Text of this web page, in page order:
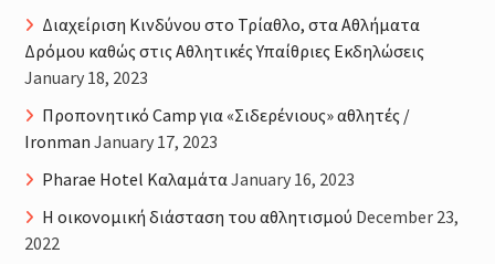
Διαχείριση Κινδύνου στο Τρίαθλο, στα Αθλήματα
Δρόμου καθώς στις Αθλητικές Υπαίθριες Εκδηλώσεις
January 18, 2023
Προπονητικό Camp για «Σιδερένιους» αθλητές /
Ironman January 17, 2023
Pharae Hotel ΚαλαμάταJanuary 16, 2023
Η οικονομική διάσταση του αθλητισμού December 23,
2022